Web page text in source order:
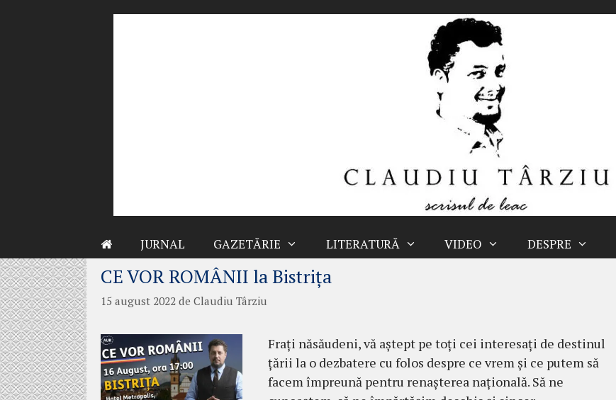
JURNAL GAZETĂRIE LITERATURĂ VIDEO DESPRE
CE VOR ROMÂNII la Bistrița
15 august 2022 de Claudiu Târziu
Frați năsăudeni, vă aștept pe toți cei interesați de destinul
țării la o dezbatere cu folos despre ce vrem și ce putem să
facem împreună pentru renașterea națională. Să ne